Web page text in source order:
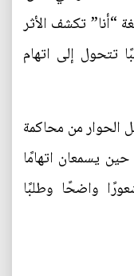
“أنا” تكشف الأثر
تتحول إلى اتهام
الحوار من محاكمة
يسمعان اتهامًا
واضحًا وطلبًا